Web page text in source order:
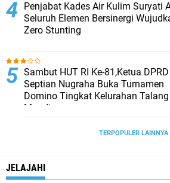
Penjabat Kades Air Kulim Suryati
Seluruh Elemen Bersinergi
Zero Stunting
Sambut HUT RI Ke-81,Ketua DPRD
Septian Nugraha Buka Turnamen
Domino Tingkat Kelurahan Talang
Mandi
TERPOPULER LAINNYA
JELAJAHI